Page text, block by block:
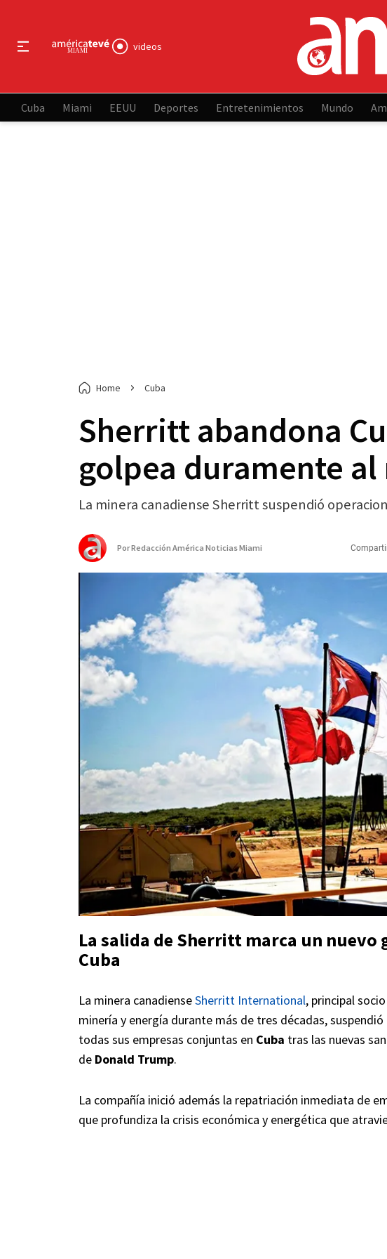
videos
Cuba Miami EEUU Deportes Entretenimientos Mundo
Home Cuba
Sherritt abandona
golpea duramente al
La minera canadiense Sherritt suspendió
PorRedacción América Noticias Miami
La salida de Sherritt marca un nuevo
Cuba
La minera canadienseSherritt International, principal
minería y energía durante más de tres décadas,
todas sus empresas conjuntas en Cuba tras las nuevas
de Donald Trump.
La compañía inició además la repatriación inmediata de
que profundiza la crisis económica y energética que